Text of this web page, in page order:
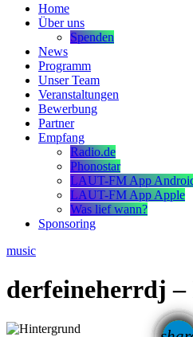
Home
Über uns
Spenden
News
Programm
Unser Team
Veranstaltungen
Bewerbung
Partner
Empfang
Radio.de
Phonostar
LAUT-FM App
LAUT-FM App Apple
Was lief wann?
Sponsoring
music
derfeineherrdj